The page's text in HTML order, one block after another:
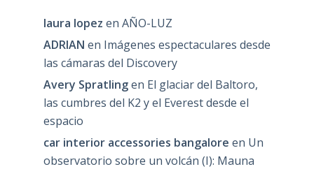
laura lopez en AÑO-LUZ
ADRIAN en Imágenes espectaculares desde
las cámaras del Discovery
Avery Spratlingen El glaciar del Baltoro,
las cumbres del K2 y el Everest desde el
espacio
car interior accessories bangalore en Un
observatorio sobre un volcán (I): Mauna